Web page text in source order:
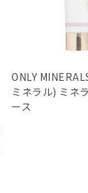
ONLY
ミネラル) ミネ
ース